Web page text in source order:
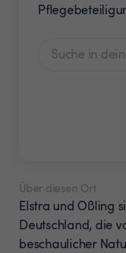
Über diesen Ort
Elstra und Oßling
Deutschland, die
beschaulicher